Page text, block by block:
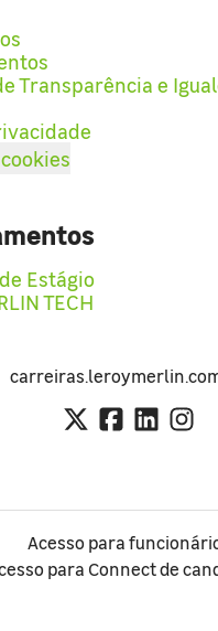
Transparência e
Estágio
TECH
Acesso para
para Connect de